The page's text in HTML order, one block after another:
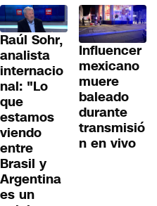
Raúl Sohr,
analista
internacio
nal: "Lo
que
estamos
viendo
entre
Brasil y
Argentina
es un
Influencer
mexicano
muere
baleado
durante
transmisió
n en vivo